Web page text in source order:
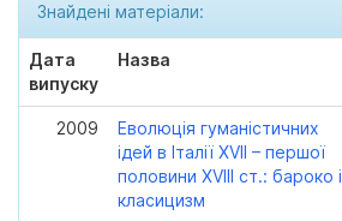
Знайдені матеріали:
Дата
випуску
Назва
2009
Еволюція гуманістичних
ідей в Італії XVII – першої
половини XVIII ст.: бароко і
класицизм